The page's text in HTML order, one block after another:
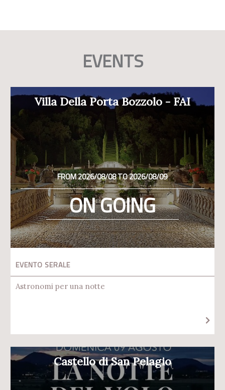
EVENTS
Villa Della Porta Bozzolo - FAI
FROM 2026/08/08 TO 2026/08/09
ON GOING
EVENTO SERALE
Astronomi per una notte
Castello di San Pelagio